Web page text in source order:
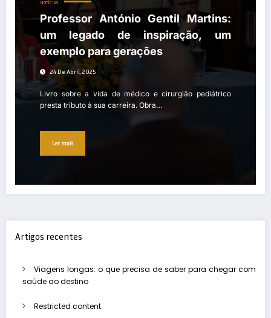
NOTÍCIAS
Professor António Gentil Martins:
um legado de inspiração, um
exemplo para gerações
24 De Abril, 2025
Livro sobre a vida de médico e cirurgião pediátrico
presta tributo à sua carreira. Obra…
Ler mais
Artigos recentes
Viagens longas: o que precisa de saber para chegar com
saúde ao destino
Restricted content